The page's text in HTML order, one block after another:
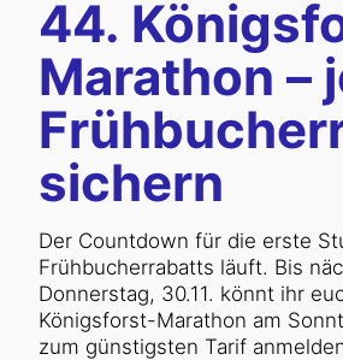
44.
Marathon –
sichern
Der Countdown für die erste
Frühbucherrabatts läuft. Bis
Donnerstag, 30.11. könnt ihr
Königsforst-Marathon am
zum günstigsten Tarif